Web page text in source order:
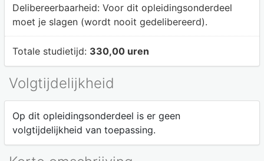
Delibereerbaarheid: Voor dit opleidingsonderdeel
moet je slagen (wordt nooit gedelibereerd).
Totale studietijd: 330,00 uren
Volgtijdelijkheid
Op dit opleidingsonderdeel is er geen
volgtijdelijkheid van toepassing.